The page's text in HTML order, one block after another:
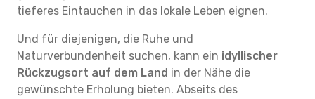
tieferes Eintauchen in das lokale Leben eignen.
Und für diejenigen, die Ruhe und
Naturverbundenheit suchen, kann ein idyllischer
Rückzugsort auf dem Land in der Nähe die
gewünschte Erholung bieten. Abseits des